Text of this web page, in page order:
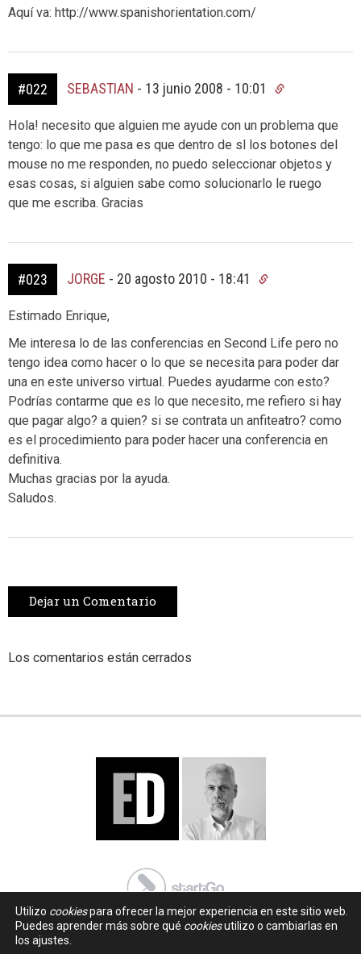
Aquí va: http://www.spanishorientation.com/
#022 SEBASTIAN - 13 junio 2008 - 10:01
Hola! necesito que alguien me ayude con un problema que
tengo: lo que me pasa es que dentro de sl los botones del
mouse no me responden, no puedo seleccionar objetos y
esas cosas, si alguien sabe como solucionarlo le ruego
que me escriba. Gracias
#023 JORGE - 20 agosto 2010 - 18:41
Estimado Enrique,
Me interesa lo de las conferencias en Second Life pero no
tengo idea como hacer o lo que se necesita para poder dar
una en este universo virtual. Puedes ayudarme con esto?
Podrías contarme que es lo que necesito, me refiero si hay
que pagar algo? a quien? si se contrata un anfiteatro? como
es el procedimiento para poder hacer una conferencia en
definitiva.
Muchas gracias por la ayuda.
Saludos.
Dejar un Comentario
Los comentarios están cerrados
Utilizo cookiespara ofrecer la mejor experiencia en este sitio web.
Puedes aprender más sobre qué cookiesutilizo o cambiarlas en
los ajustes.